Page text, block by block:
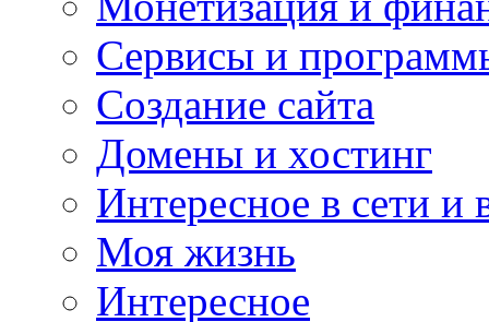
Сервисы и
Создание сайта
Домены и хостинг
Интересное в сети и
Моя жизнь
Интересное